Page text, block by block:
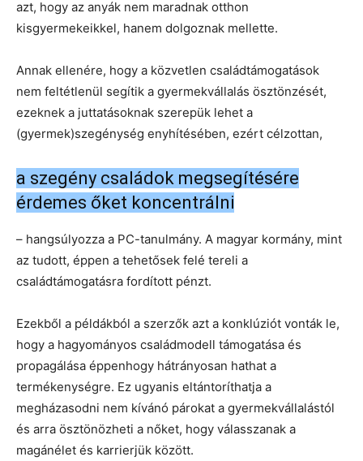
azt, hogy az anyák nem maradnak otthon
kisgyermekeikkel, hanem dolgoznak mellette.
Annak ellenére, hogy a közvetlen családtámogatások
nem feltétlenül segítik a gyermekvállalás ösztönzését,
ezeknek a juttatásoknak szerepük lehet a
(gyermek)szegénység enyhítésében, ezért célzottan,
a szegény családok megsegítésére
érdemes őket koncentrálni
– hangsúlyozza a PC-tanulmány. A magyar kormány, mint
az tudott, éppen a tehetősek felé tereli a
családtámogatásra fordított pénzt.
Ezekből a példákból a szerzők azt a konklúziót vonták le,
hogy a hagyományos családmodell támogatása és
propagálása éppenhogy hátrányosan hathat a
termékenységre. Ez ugyanis eltántoríthatja a
megházasodni nem kívánó párokat a gyermekvállalástól
és arra ösztönözheti a nőket, hogy válasszanak a
magánélet és karrierjük között.